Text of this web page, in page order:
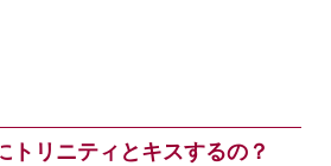
トリニティとキスするの？